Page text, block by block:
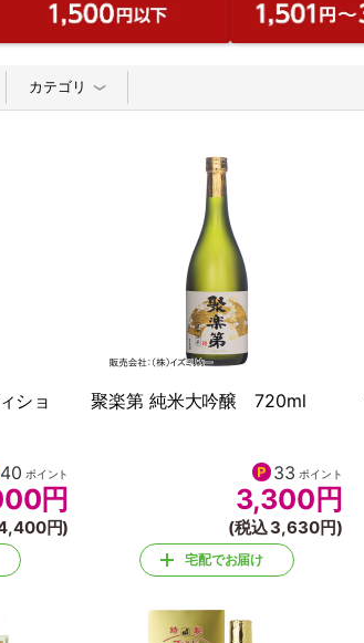
カテゴリ
ショ
40 ポイント
円
円)
聚楽第 純米大吟醸 720ml
33 ポイント
3,300 円
(税込 3,630円)
宅配でお届け